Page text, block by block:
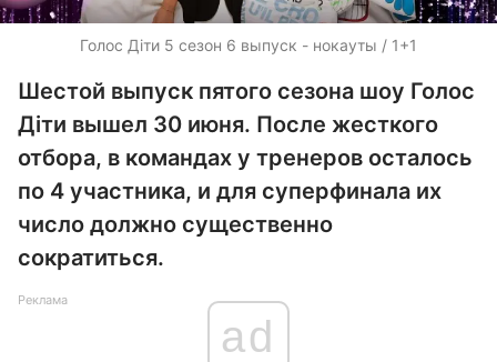
Голос Діти 5 сезон 6 выпуск - нокауты / 1+1
Шестой выпуск пятого сезона шоу Голос
Діти вышел 30 июня. После жесткого
отбора, в командах у тренеров осталось
по 4 участника, и для суперфинала их
число должно существенно
сократиться.
Реклама
ad